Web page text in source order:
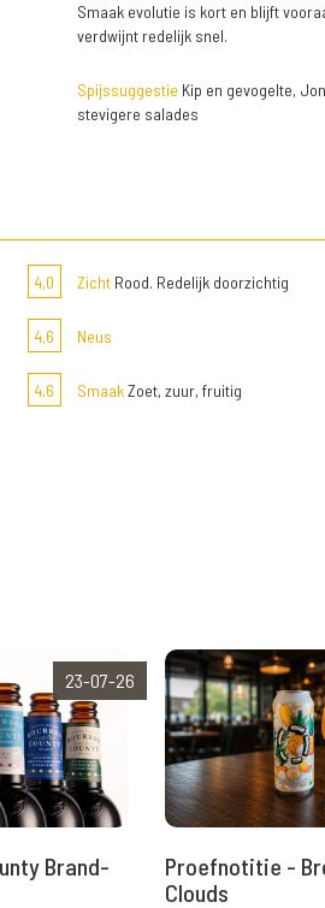
Smaak evolutie is kort en blijft
verdwijnt redelijk snel.
Spijssuggestie Kip en gevogelte,
stevigere salades
4,0 ZichtRood. Redelijk doorzichtig
4,6 Neus
4,6 SmaakZoet, zuur, fruitig
23-07-26
Brand-
Proefnotitie -
Clouds